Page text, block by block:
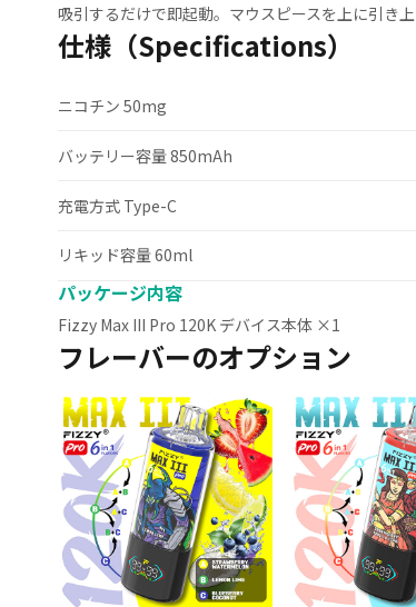
吸引するだけで即起動。マウスピースを上に引き
仕様（Specifications）
ニコチン 50mg
バッテリー容量 850mAh
充電方式 Type-C
リキッド容量 60ml
パッケージ内容
Fizzy Max III Pro 120K デバイス本体 ×1
フレーバーのオプション